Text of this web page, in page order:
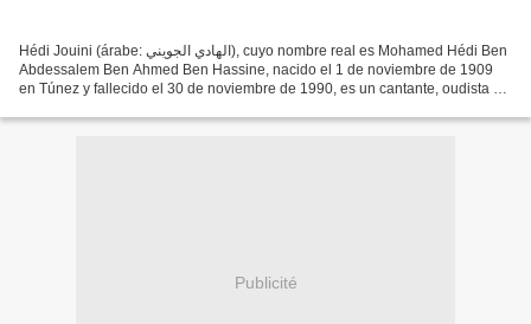
Hédi Jouini (árabe: الهادي الجويني), cuyo nombre real es Mohamed Hédi Ben
Abdessalem Ben Ahmed Ben Hassine, nacido el 1 de noviembre de 1909
en Túnez y fallecido el 30 de noviembre de 1990, es un cantante, oudista y
Publicité